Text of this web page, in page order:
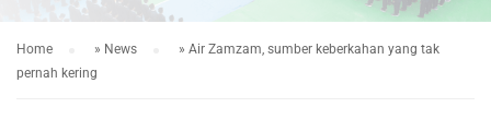
Home » News » Air Zamzam, sumber keberkahan yang tak
pernah kering